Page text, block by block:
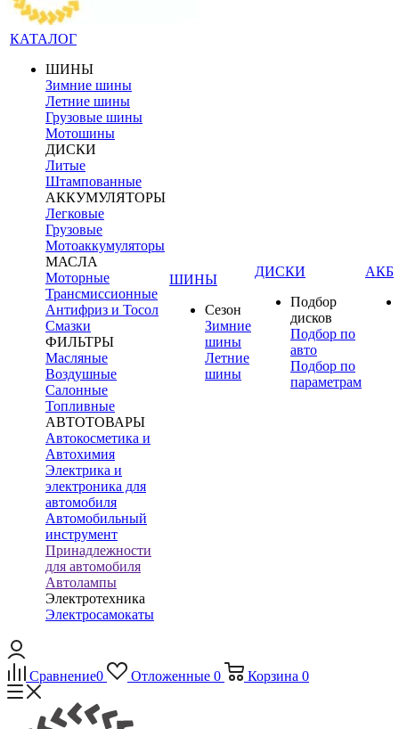
КАТАЛОГ
ШИНЫ
Зимние шины
Летние шины
Грузовые шины
Мотошины
ДИСКИ
Литые
Штампованные
АККУМУЛЯТОРЫ
Легковые
Грузовые
Мотоаккумуляторы
МАСЛА
Моторные
Трансмиссионные
Антифриз и Тосол
Смазки
ФИЛЬТРЫ
Масляные
Воздушные
Салонные
Топливные
АВТОТОВАРЫ
Автокосметика и
Автохимия
Электрика и
электроника для
автомобиля
Автомобильный
инструмент
Принадлежности
для автомобиля
Автолампы
Электротехника
Электросамокаты
ШИНЫ
Сезон
Зимние
шины
Летние
шины
ДИСКИ
Подбор
дисков
Подбор по
авто
Подбор по
параметрам
АКБ
Сравнение0 Отложенные 0 Корзина 0